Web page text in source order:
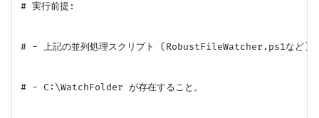
# 実行前提:
# - 上記の並列処理スクリプト (RobustFileWatcher.ps1など) が
# - C:\WatchFolder が存在すること。